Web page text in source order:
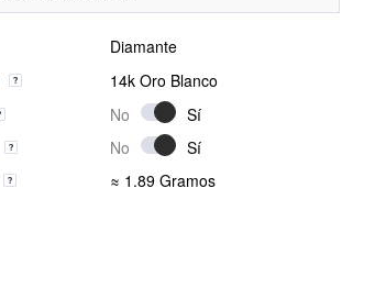
Diamante
14k Oro Blanco
≈ 1.89 Gramos